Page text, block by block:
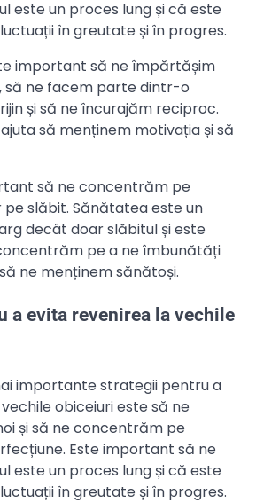
este un proces lung și că este
în greutate și în progres.
important să ne împărtășim
să ne facem parte dintr-o
și să ne încurajăm reciproc.
să menținem motivația și să
să ne concentrăm pe
slăbit. Sănătatea este un
decât doar slăbitul și este
pe a ne îmbunătăți
ne menținem sănătoși.
a evita revenirea la vechile
importante strategii pentru a
obiceiuri este să ne
și să ne concentrăm pe
Este important să ne
este un proces lung și că este
în greutate și în progres.